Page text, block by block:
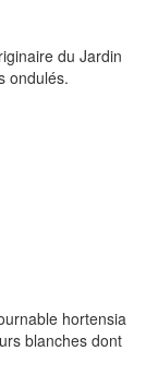
du Jardin
ondulés.
hortensia
blanches dont